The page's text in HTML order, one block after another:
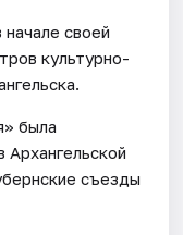
своей
культурно-
была
Архангельской
съезды